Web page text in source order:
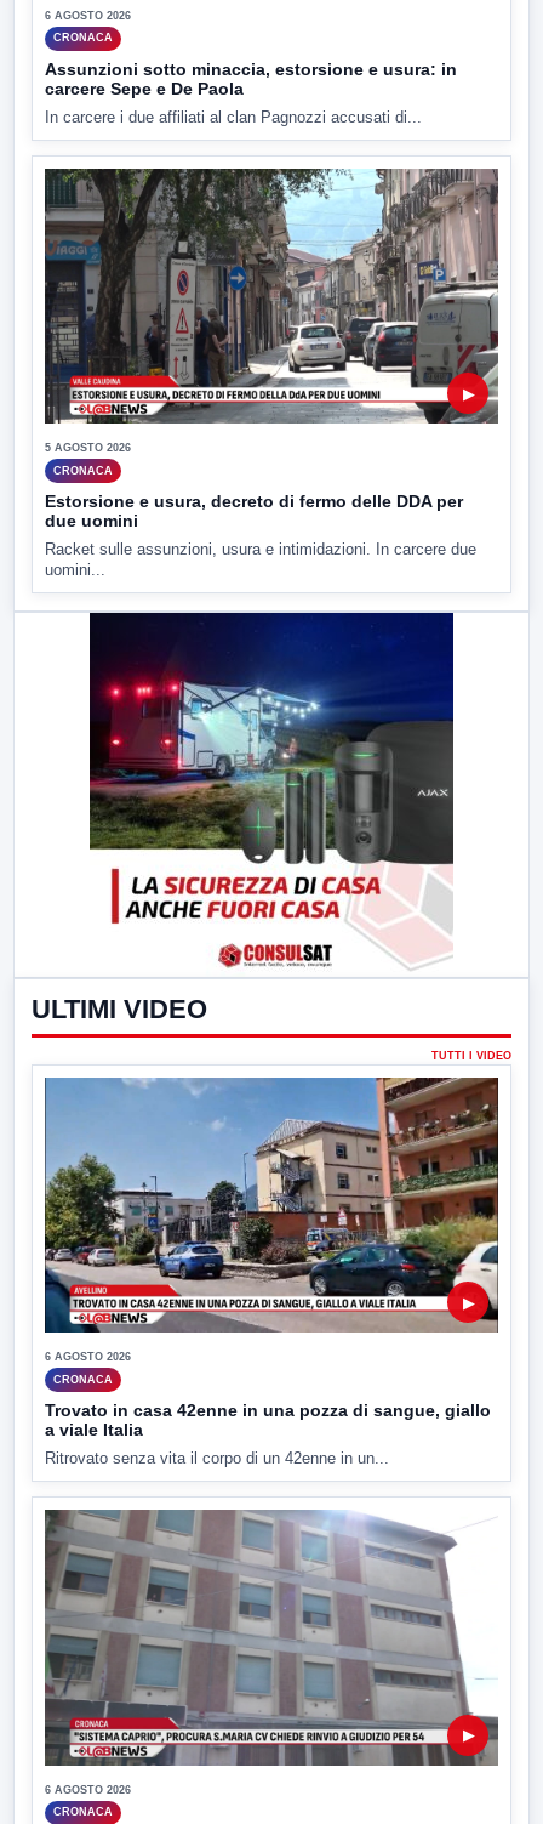
6 AGOSTO 2026
CRONACA
Assunzioni sotto minaccia, estorsione e usura: in
carcere Sepe e De Paola
In carcere i due affiliati al clan Pagnozzi accusati di...
▶
5 AGOSTO 2026
CRONACA
Estorsione e usura, decreto di fermo delle DDA per
due uomini
Racket sulle assunzioni, usura e intimidazioni. In carcere due
uomini...
ULTIMI VIDEO
TUTTI I VIDEO
▶
6 AGOSTO 2026
CRONACA
Trovato in casa 42enne in una pozza di sangue, giallo
a viale Italia
Ritrovato senza vita il corpo di un 42enne in un...
▶
6 AGOSTO 2026
CRONACA